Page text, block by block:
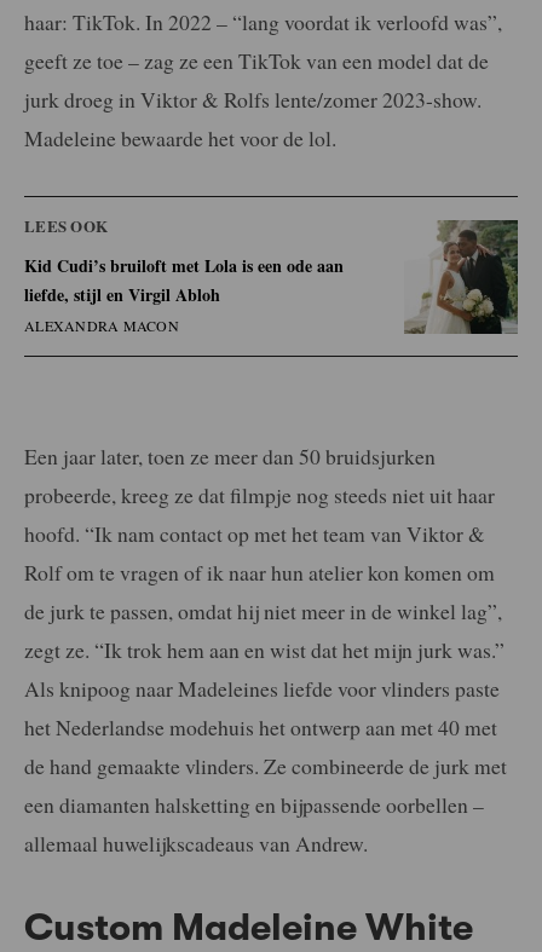
haar: TikTok. In 2022 – “lang voordat ik verloofd was”,
geeft ze toe – zag ze een TikTok van een model dat de
jurk droeg in Viktor & Rolfs lente/zomer 2023-show.
Madeleine bewaarde het voor de lol.
LEES OOK
Kid Cudi’s bruiloft met Lola is een ode aan
liefde, stijl en Virgil Abloh
ALEXANDRA MACON
Een jaar later, toen ze meer dan 50 bruidsjurken
probeerde, kreeg ze dat filmpje nog steeds niet uit haar
hoofd. “Ik nam contact op met het team van Viktor &
Rolf om te vragen of ik naar hun atelier kon komen om
de jurk te passen, omdat hij niet meer in de winkel lag”,
zegt ze. “Ik trok hem aan en wist dat het mijn jurk was.”
Als knipoog naar Madeleines liefde voor vlinders paste
het Nederlandse modehuis het ontwerp aan met 40 met
de hand gemaakte vlinders. Ze combineerde de jurk met
een diamanten halsketting en bijpassende oorbellen –
allemaal huwelijkscadeaus van Andrew.
Custom Madeleine White